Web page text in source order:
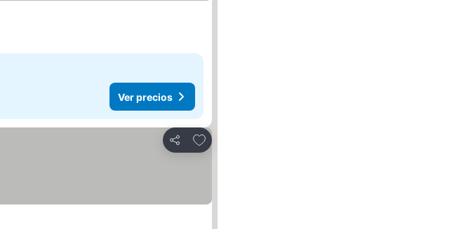
Ver precios
Compartir
Agregar a favoritos